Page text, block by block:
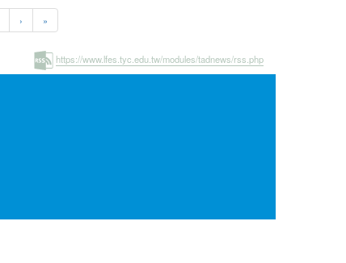
› »
https://www.lfes.tyc.edu.tw/modules/tadnews/rss.php